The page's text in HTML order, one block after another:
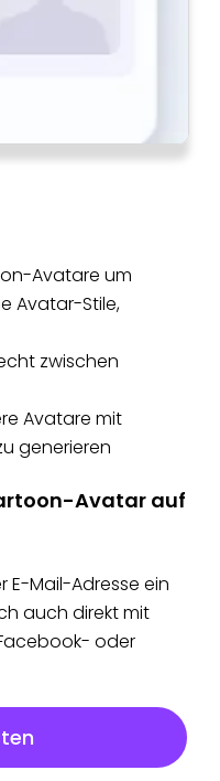
Avatare um
Avatar-Stile,
zwischen
Avatare mit
generieren
Avatar auf
E-Mail-Adresse ein
auch direkt mit
oder